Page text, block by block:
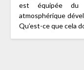
est équipée du
atmosphérique
Qu’est-ce que cela